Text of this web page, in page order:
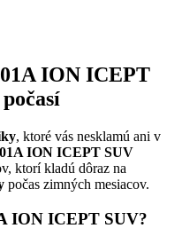
ION ICEPT
, ktoré vás nesklamú ani v
ION ICEPT SUV
ktorí kladú dôraz na
počas zimných mesiacov.
ION ICEPT SUV?